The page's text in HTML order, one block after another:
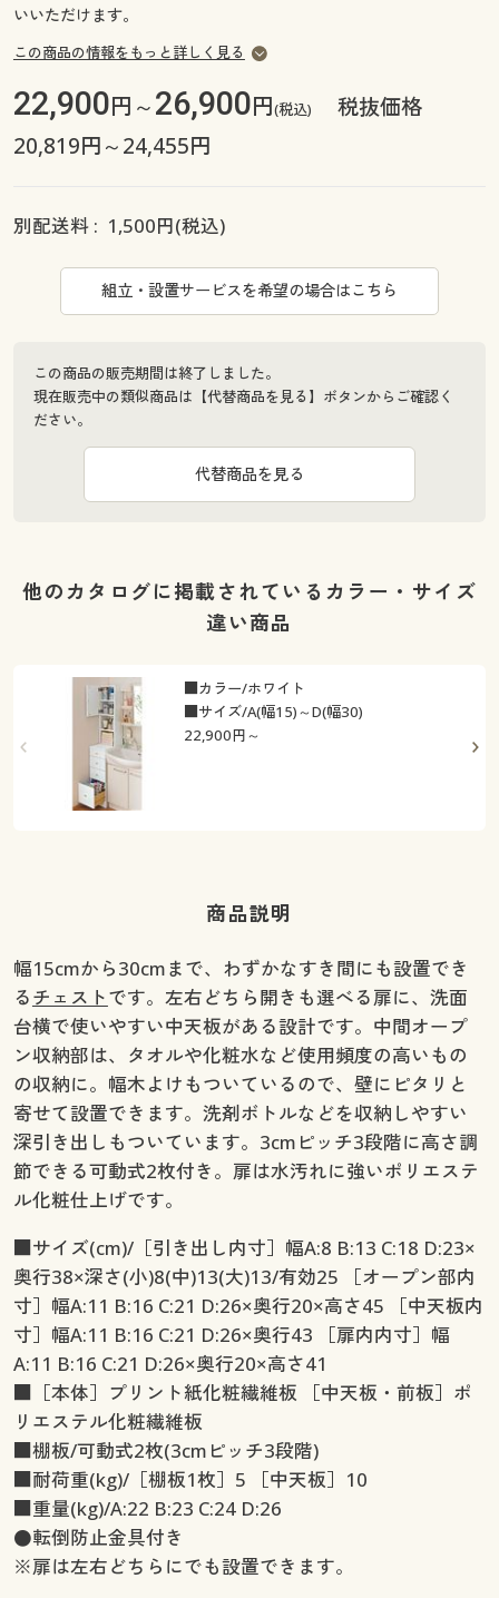
よくある質問とお問い合わせ
いいただけます。
この商品の情報をもっと詳しく見る
22,900円～26,900円(税込)
税抜価格
20,819円～24,455円
別配送料 : 1,500円(税込)
組立・設置サービスを希望の場合はこちら
この商品の販売期間は終了しました。
現在販売中の類似商品は【代替商品を見る】ボタンからご確認く
ださい。
代替商品を見る
他のカタログに掲載されているカラー・サイズ
違い商品
22,900円～
■カラー/ホワイト
■サイズ/A(幅15)～D(幅30)
商品説明
幅15cmから30cmまで、わずかなすき間にも設置でき
るチェストです。左右どちら開きも選べる扉に、洗面
台横で使いやすい中天板がある設計です。中間オープ
ン収納部は、タオルや化粧水など使用頻度の高いもの
の収納に。幅木よけもついているので、壁にピタリと
寄せて設置できます。洗剤ボトルなどを収納しやすい
深引き出しもついています。3cmピッチ3段階に高さ調
節できる可動式2枚付き。扉は水汚れに強いポリエステ
ル化粧仕上げです。
■サイズ(cm)/［引き出し内寸］幅A:8 B:13 C:18 D:23×
奥行38×深さ(小)8(中)13(大)13/有効25 ［オープン部内
寸］幅A:11 B:16 C:21 D:26×奥行20×高さ45 ［中天板内
寸］幅A:11 B:16 C:21 D:26×奥行43 ［扉内内寸］幅
A:11 B:16 C:21 D:26×奥行20×高さ41
■［本体］プリント紙化粧繊維板 ［中天板・前板］ポ
リエステル化粧繊維板
■棚板/可動式2枚(3cmピッチ3段階)
■耐荷重(kg)/［棚板1枚］5 ［中天板］10
■重量(kg)/A:22 B:23 C:24 D:26
●転倒防止金具付き
※扉は左右どちらにでも設置できます。